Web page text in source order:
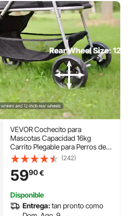
VEVOR Cochecito para
Mascotas Capacidad 16kg
Carrito Plegable para Perros de 3
Ruedas con Ventana de Malla y
Portavasos Cochecito Portátil
Tela Oxford 600D con Freno
para Mascotas Pequeñas
Medianas
(242)
5990€
Disponible
Entrega:tan pronto como